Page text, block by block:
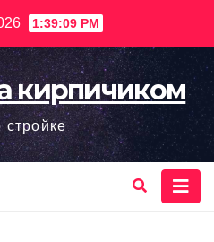
1:39:10 PM
кирпичиком
стройке